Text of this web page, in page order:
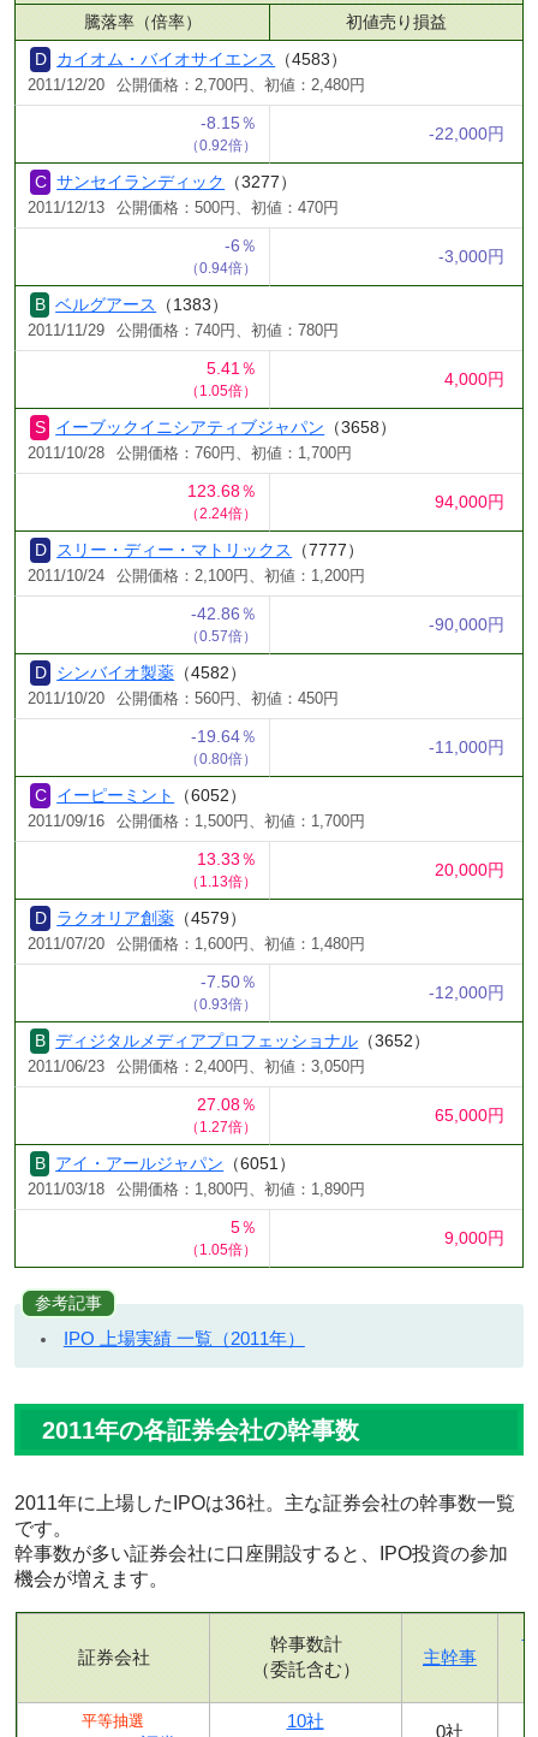
騰落率（倍率）
初値売り損益
カイオム・バイオサイエンス
（4583）
2011/12/20 公開価格：2,700円、初値：2,480円
-8.15％
（0.92倍）
-22,000円
サンセイランディック （3277）
2011/12/13 公開価格：500円、初値：470円
-6％
（0.94倍）
-3,000円
ベルグアース （1383）
2011/11/29 公開価格：740円、初値：780円
5.41％
（1.05倍）
4,000円
イーブックイニシアティブジャパン （3658）
2011/10/28 公開価格：760円、初値：1,700円
123.68％
（2.24倍）
94,000円
スリー・ディー・マトリックス （7777）
2011/10/24 公開価格：2,100円、初値：1,200円
-42.86％
（0.57倍）
-90,000円
シンバイオ製薬 （4582）
2011/10/20 公開価格：560円、初値：450円
-19.64％
（0.80倍）
-11,000円
イーピーミント （6052）
2011/09/16 公開価格：1,500円、初値：1,700円
13.33％
（1.13倍）
20,000円
ラクオリア創薬 （4579）
2011/07/20 公開価格：1,600円、初値：1,480円
-7.50％
（0.93倍）
-12,000円
ディジタルメディアプロフェッショナル （3652）
2011/06/23 公開価格：2,400円、初値：3,050円
27.08％
（1.27倍）
65,000円
アイ・アールジャパン （6051）
2011/03/18 公開価格：1,800円、初値：1,890円
5％
（1.05倍）
9,000円
参考記事
IPO 上場実績 一覧（2011年）
2011年の各証券会社の幹事数
2011年に上場したIPOは36社。主な証券会社の幹事数一覧
です。
幹事数が多い証券会社に口座開設すると、IPO投資の参加
機会が増えます。
証券会社
幹事数計
（委託含む）
主幹事
平等抽選 10社
0社